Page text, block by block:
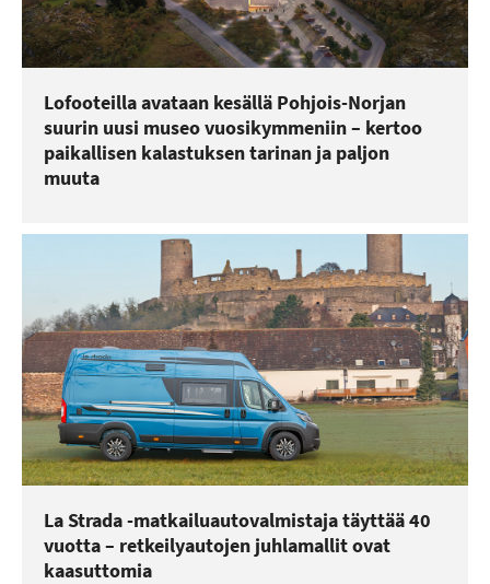
Lofooteilla avataan kesällä Pohjois-Norjan
suurin uusi museo vuosikymmeniin – kertoo
paikallisen kalastuksen tarinan ja paljon
muuta
La Strada -matkailuautovalmistaja täyttää 40
vuotta – retkeilyautojen juhlamallit ovat
kaasuttomia